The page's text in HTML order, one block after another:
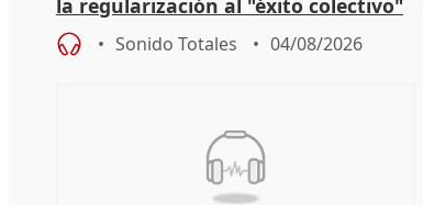
del Gobierno
Sonido Totales 04/08/2026